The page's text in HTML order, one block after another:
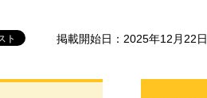
掲載開始日：2025年12月22日